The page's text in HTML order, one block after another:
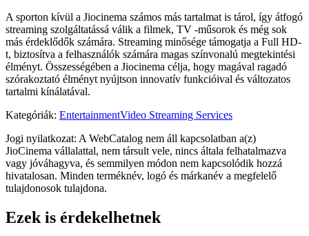
A sporton kívül a Jiocinema számos más tartalmat is tárol, így átfogó
streaming szolgáltatássá válik a filmek, TV -műsorok és még sok
más érdeklődők számára. Streaming minősége támogatja a Full HD-
t, biztosítva a felhasználók számára magas színvonalú megtekintési
élményt. Összességében a Jiocinema célja, hogy magával ragadó
szórakoztató élményt nyújtson innovatív funkcióival és változatos
tartalmi kínálatával.
Kategóriák: EntertainmentVideo Streaming Services
Jogi nyilatkozat: A WebCatalog nem áll kapcsolatban a(z)
JioCinema vállalattal, nem társult vele, nincs általa felhatalmazva
vagy jóváhagyva, és semmilyen módon nem kapcsolódik hozzá
hivatalosan. Minden terméknév, logó és márkanév a megfelelő
tulajdonosok tulajdona.
Ezek is érdekelhetnek